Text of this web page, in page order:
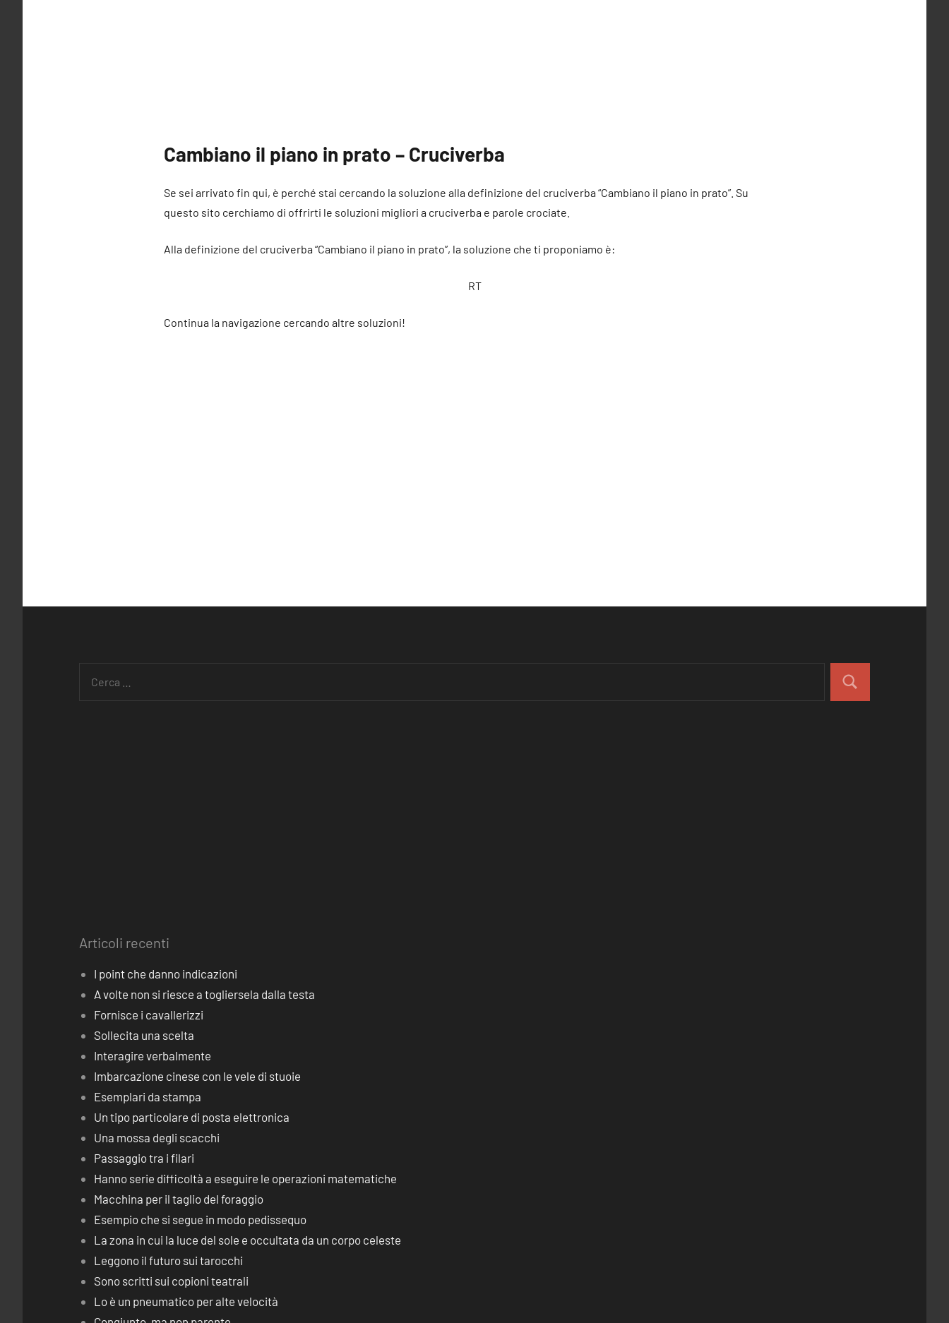
Cambiano il piano in prato – Cruciverba
Se sei arrivato fin qui, è perché stai cercando la soluzione alla definizione del cruciverba “Cambiano il piano in prato”. Su
questo sito cerchiamo di offrirti le soluzioni migliori a cruciverba e parole crociate.
Alla definizione del cruciverba “Cambiano il piano in prato”, la soluzione che ti proponiamo è:
RT
Continua la navigazione cercando altre soluzioni!
Articoli recenti
I point che danno indicazioni
A volte non si riesce a togliersela dalla testa
Fornisce i cavallerizzi
Sollecita una scelta
Interagire verbalmente
Imbarcazione cinese con le vele di stuoie
Esemplari da stampa
Un tipo particolare di posta elettronica
Una mossa degli scacchi
Passaggio tra i filari
Hanno serie difficoltà a eseguire le operazioni matematiche
Macchina per il taglio del foraggio
Esempio che si segue in modo pedissequo
La zona in cui la luce del sole e occultata da un corpo celeste
Leggono il futuro sui tarocchi
Sono scritti sui copioni teatrali
Lo è un pneumatico per alte velocità